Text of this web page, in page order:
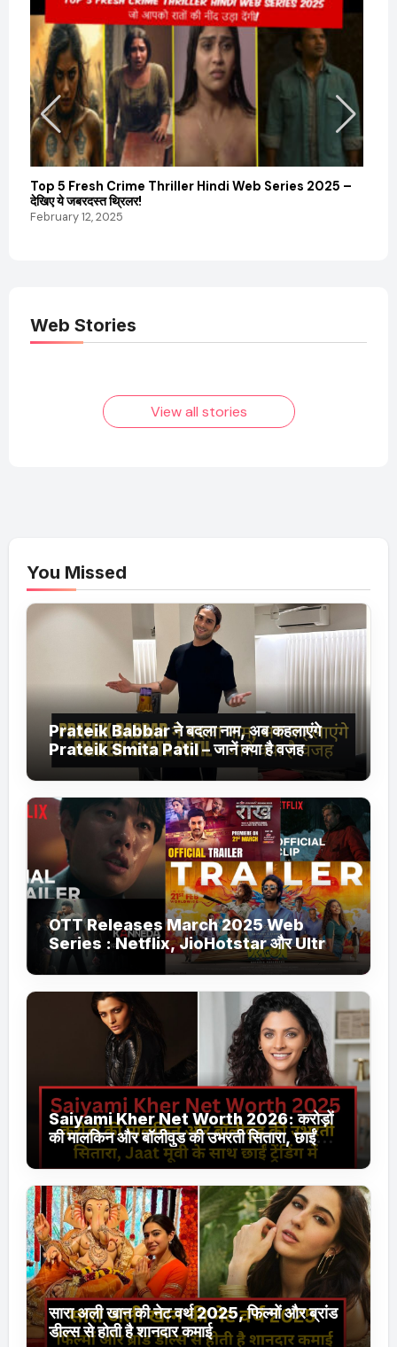
Top 5 Fresh Crime Thriller Hindi Web Series 2025 –
देखिए ये जबरदस्त थ्रिलर!
February 12, 2025
Web Stories
Elvish Yadav: एक
आम लड़के से यूट्यूबर
फिल्मों का जादू और उनका
View all stories
You Missed
Prateik Babbar ने बदला नाम, अब कहलाएंगे
Prateik Smita Patil – जानें क्या है वजह
OTT Releases March 2025 Web
Series : Netflix, JioHotstar और Ultra
Jhakaas पर नई वेब सीरीज और फिल्में
Saiyami Kher Net Worth 2026: करोड़ों
की मालकिन और बॉलीवुड की उभरती सितारा, छाईं
ट्रेंडिंग में
सारा अली खान की नेट वर्थ 2025, फिल्मों और ब्रांड
डील्स से होती है शानदार कमाई